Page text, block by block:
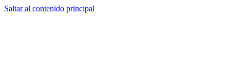
Saltar al contenido principal